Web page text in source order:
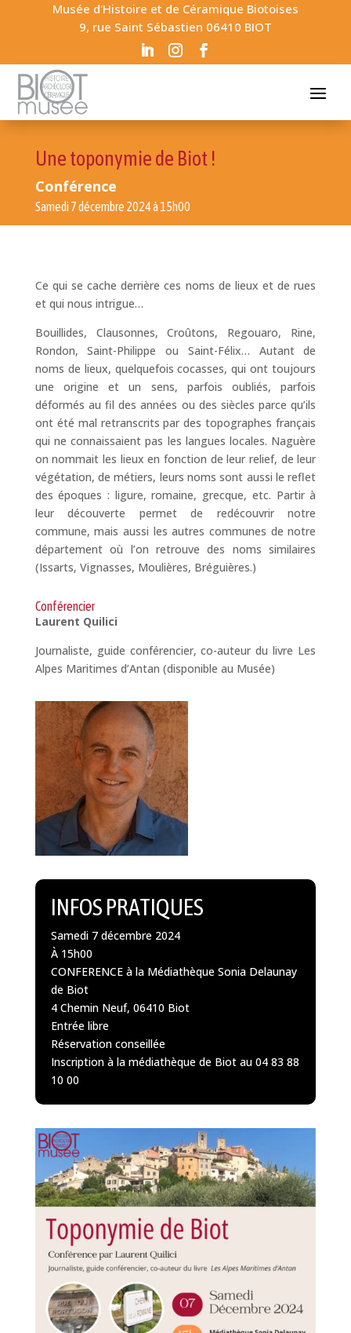
Musée d'Histoire et de Céramique Biotoises
9, rue Saint Sébastien 06410 BIOT
Une toponymie de Biot !
Conférence
Samedi 7 décembre 2024 à 15h00
Ce qui se cache derrière ces noms de lieux et de rues
et qui nous intrigue…
Bouillides, Clausonnes, Croûtons, Regouaro, Rine,
Rondon, Saint-Philippe ou Saint-Félix… Autant de
noms de lieux, quelquefois cocasses, qui ont toujours
une origine et un sens, parfois oubliés, parfois
déformés au fil des années ou des siècles parce qu’ils
ont été mal retranscrits par des topographes français
qui ne connaissaient pas les langues locales. Naguère
on nommait les lieux en fonction de leur relief, de leur
végétation, de métiers, leurs noms sont aussi le reflet
des époques : ligure, romaine, grecque, etc. Partir à
leur découverte permet de redécouvrir notre
commune, mais aussi les autres communes de notre
département où l’on retrouve des noms similaires
(Issarts, Vignasses, Moulières, Bréguières.)
Conférencier
Laurent Quilici
Journaliste, guide conférencier, co-auteur du livre Les
Alpes Maritimes d’Antan (disponible au Musée)
INFOS PRATIQUES
Samedi 7 décembre 2024
À 15h00
CONFERENCE à la Médiathèque Sonia Delaunay
de Biot
4 Chemin Neuf, 06410 Biot
Entrée libre
Réservation conseillée
Inscription à la médiathèque de Biot au 04 83 88
10 00